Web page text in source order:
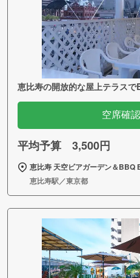
恵比寿の開放的な屋上テラスで
空席確
平均予算 3,500円
恵比寿 天空ビアガーデン＆BBQ
恵比寿駅／東京都